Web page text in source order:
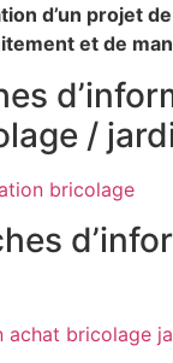
d’un projet
et de
/